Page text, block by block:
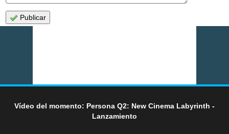
Publicar
Vídeo del momento: Persona Q2: New Cinema Labyrinth -
Lanzamiento